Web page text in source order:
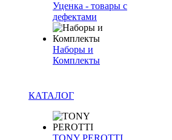
Уценка - товары с
дефектами
Наборы и
Комплекты
КАТАЛОГ
TONY PEROTTI